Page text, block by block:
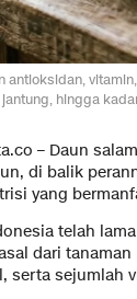
antioksidan,
hingga
– Daun
di balik
yang
telah
dari tanaman
serta sejumlah